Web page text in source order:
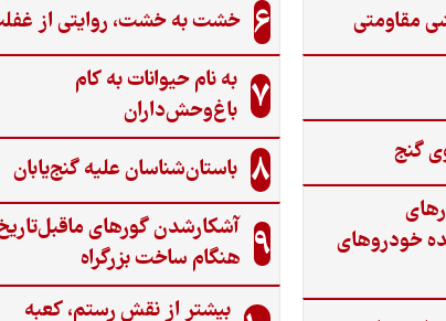
مقاومتی
گنج‌
خودروهای
6 خشت به خشت، روایتی از
7 به نام حیوانات به کام
باغ‌وحش‌داران
8 باستان‌شناسان علیه گنج‌یابان
9 آشکارشدن گورهای
هنگام ساخت بزرگراه
بیشتر از نقش رستم، کعبه